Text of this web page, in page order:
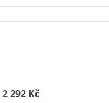
2 292 Kč